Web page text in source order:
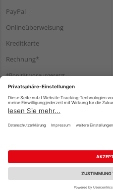
PayPal
Onlineüberweisung
Kreditkarte
Rechnung*
*Bonität vorausgesetzt
Impressum Datenschutz
Barrierefreiheitserklärung